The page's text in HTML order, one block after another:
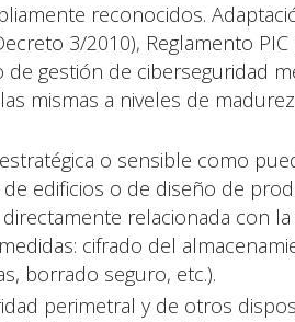
reconocidos.
3/2010), Reglamento
gestión de ciberseguridad
mismas a niveles de
o sensible como
edificios o de diseño de
relacionada con
cifrado del
borrado seguro, etc.).
perimetral y de otros